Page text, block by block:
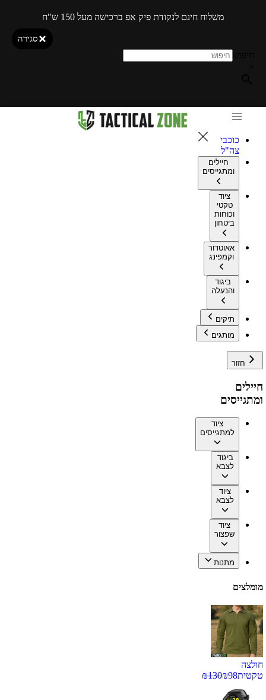
משלוח חינם לנקודת פיק אפ ברכישה מעל 150 ש"ח
סגירה
כוכבי
צה"ל
חיילים
ומתגייסים
ציוד
טקטי
וכוחות
ביטחון
אאוטדור
וקמפינג
ביגוד
והנעלה
תיקים
מותגים
חזור
חיילים
ומתגייסים
ציוד
למתגייסים
ביגוד
לצבא
ציוד
לצבא
ציוד
שפצור
מתנות
מומלצים
חולצה
טקטית
₪98
₪130